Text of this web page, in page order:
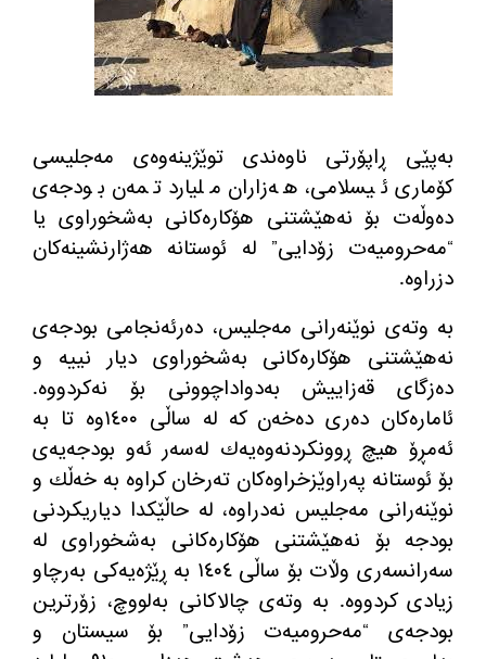
به‌پێی ڕاپۆرتی ناوه‌ندی توێژینه‌وه‌ی مه‌جلیسی
كۆماری ئیسلامی، هه‌زاران ملیارد تمه‌ن بودجه‌ی
ده‌وڵه‌ت بۆ نه‌هێشتنی هۆكاره‌كانی به‌شخوراوی یا
“مه‌حرومیه‌ت زۆدایی” له‌ ئوستانه هه‌ژارنشینه‌كان
دزراوه‌.
به‌ وته‌ی نوێنه‌رانی مه‌جلیس، ده‌رئه‌نجامی بودجه‌ی
نه‌هێشتنی هۆكاره‌كانی به‌شخوراوی دیار نییه‌ و
ده‌زگای قه‌زاییش به‌دواداچوونی بۆ نه‌كردووه‌.
ئاماره‌كان ده‌ری ده‌خه‌ن كه‌ له‌ ساڵی ١٤٠٠وه‌ تا به‌
ئه‌مڕۆ هیچ ڕوونكردنه‌وه‌یه‌ك له‌سه‌ر ئه‌و بودجه‌یه‌ی
بۆ ئوستانه په‌راوێزخراوه‌كان ته‌رخان كراوه‌ به‌ خه‌ڵك و
نوێنه‌رانی مه‌جلیس نه‌دراوه‌، له‌ حاڵێكدا دیاریكردنی
بودجه‌ بۆ نه‌هێشتنی هۆكاره‌كانی به‌شخوراوی له‌
سه‌رانسه‌ری وڵات بۆ ساڵی ١٤٠٤ به‌ ڕێژه‌یه‌كی به‌رچاو
زیادی كردووه‌. به‌ وته‌ی چالاكانی به‌لووچ، زۆرترین
بودجه‌ی “مه‌حرومیه‌ت زۆدایی” بۆ سیستان و